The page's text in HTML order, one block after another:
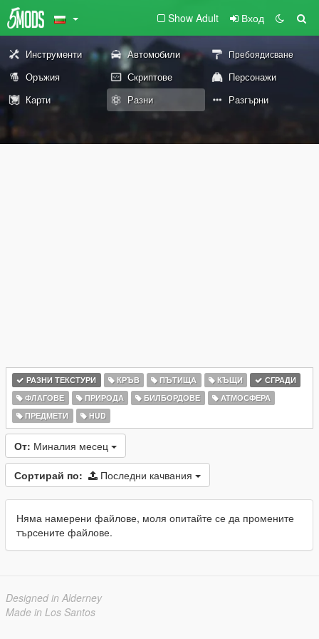
Show Adult Вход
Инструменти Автомобили Пребоядисване
Оръжия Скриптове
Персонажи
Карти
Разни Разгърни
РАЗНИ ТЕКСТУРИ КРЪВ ПЪТИЩА КЪЩИ
СГРАДИ
ФЛАГОВЕ
ПРИРОДА БИЛБОРДОВЕ
АТМОСФЕРА
ПРЕДМЕТИ
HUD
От: Миналия месец
Сортирай по: Последни качвания
Няма намерени файлове, моля опитайте се да промените
търсените файлове.
Designed in Alderney
Made in Los Santos